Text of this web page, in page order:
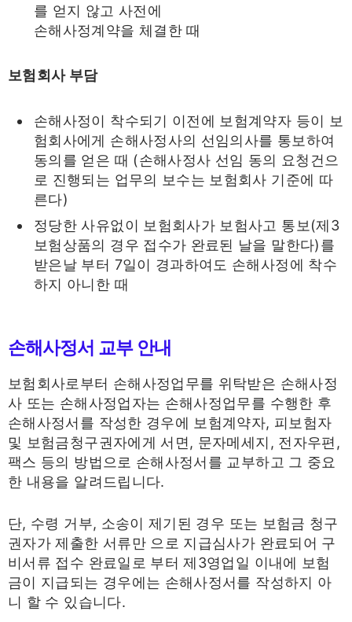
를 얻지 않고 사전에
손해사정계약을 체결한 때
보험회사 부담
손해사정이 착수되기 이전에 보험계약자 등이 보
험회사에게 손해사정사의 선임의사를 통보하여
동의를 얻은 때 (손해사정사 선임 동의 요청건으
로 진행되는 업무의 보수는 보험회사 기준에 따
른다)
정당한 사유없이 보험회사가 보험사고 통보(제3
보험상품의 경우 접수가 완료된 날을 말한다)를
받은날 부터 7일이 경과하여도 손해사정에 착수
하지 아니한 때
손해사정서 교부 안내
보험회사로부터 손해사정업무를 위탁받은 손해사정
사 또는 손해사정업자는 손해사정업무를 수행한 후
손해사정서를 작성한 경우에 보험계약자, 피보험자
및 보험금청구권자에게 서면, 문자메세지, 전자우편,
팩스 등의 방법으로 손해사정서를 교부하고 그 중요
한 내용을 알려드립니다.
단, 수령 거부, 소송이 제기된 경우 또는 보험금 청구
권자가 제출한 서류만 으로 지급심사가 완료되어 구
비서류 접수 완료일로 부터 제3영업일 이내에 보험
금이 지급되는 경우에는 손해사정서를 작성하지 아
니 할 수 있습니다.